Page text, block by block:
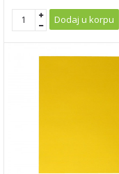
Dodaj u korpu